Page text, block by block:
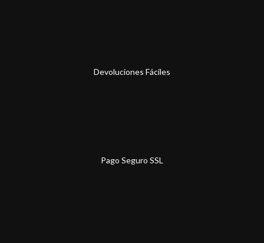
Devoluciones Fáciles
Pago Seguro SSL